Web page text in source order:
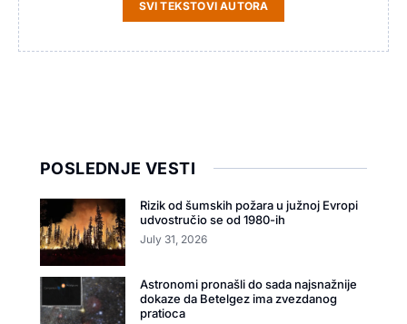
SVI TEKSTOVI AUTORA
POSLEDNJE VESTI
Rizik od šumskih požara u južnoj Evropi
udvostručio se od 1980-ih
July 31, 2026
Astronomi pronašli do sada najsnažnije
dokaze da Betelgez ima zvezdanog
pratioca